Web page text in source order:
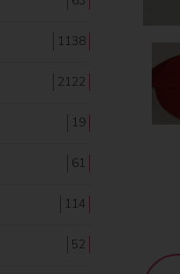
1138
2122
19
61
114
52